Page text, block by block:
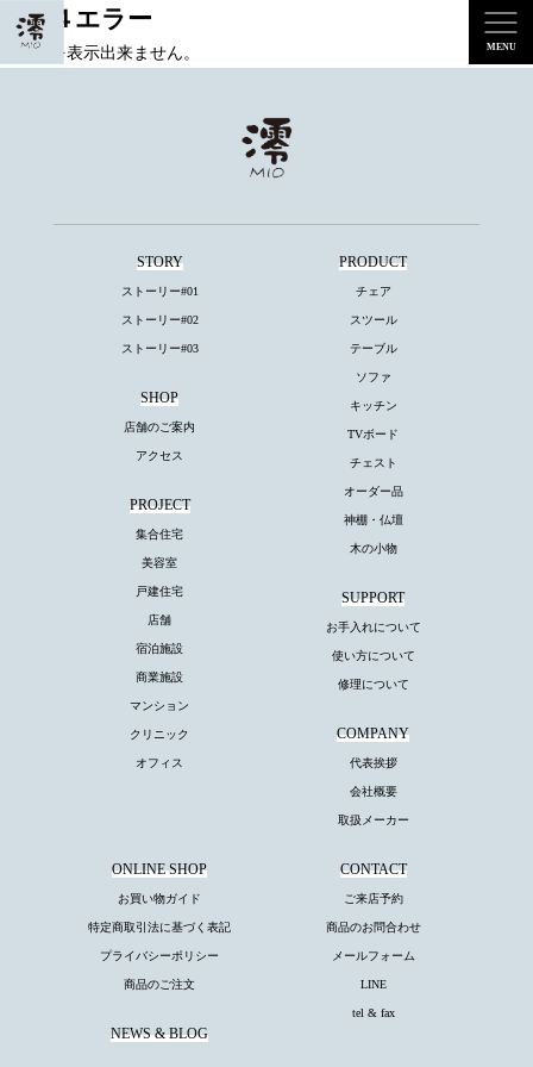
４０４エラー
ページを表示出来ません。
STORY
ストーリー#01
ストーリー#02
ストーリー#03
SHOP
店舗のご案内
アクセス
PRODUCT
チェア
スツール
テーブル
ソファ
キッチン
TVボード
チェスト
オーダー品
神棚・仏壇
木の小物
PROJECT
集合住宅
美容室
戸建住宅
店舗
宿泊施設
商業施設
マンション
クリニック
オフィス
SUPPORT
お手入れについて
使い方について
修理について
COMPANY
代表挨拶
会社概要
取扱メーカー
CONTACT
ご来店予約
商品のお問合わせ
メールフォーム
LINE
tel & fax
ONLINE SHOP
お買い物ガイド
特定商取引法に基づく表記
プライバシーポリシー
商品のご注文
NEWS & BLOG